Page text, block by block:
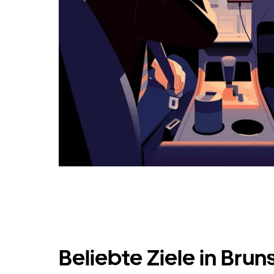
Beliebte Ziele in